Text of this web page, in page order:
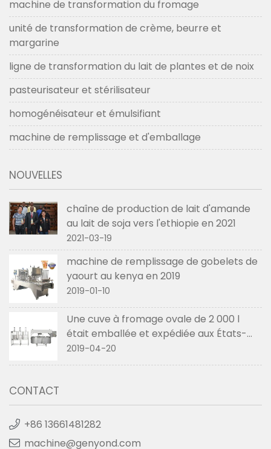
machine de transformation du fromage
unité de transformation de crème, beurre et
margarine
ligne de transformation du lait de plantes et de noix
pasteurisateur et stérilisateur
homogénéisateur et émulsifiant
machine de remplissage et d'emballage
NOUVELLES
chaîne de production de lait d'amande
au lait de soja vers l'ethiopie en 2021
2021-03-19
machine de remplissage de gobelets de
yaourt au kenya en 2019
2019-01-10
Une cuve à fromage ovale de 2 000 l
était emballée et expédiée aux États-
Unis en avril 2019
2019-04-20
CONTACT
+86 13661481282
machine@genyond.com